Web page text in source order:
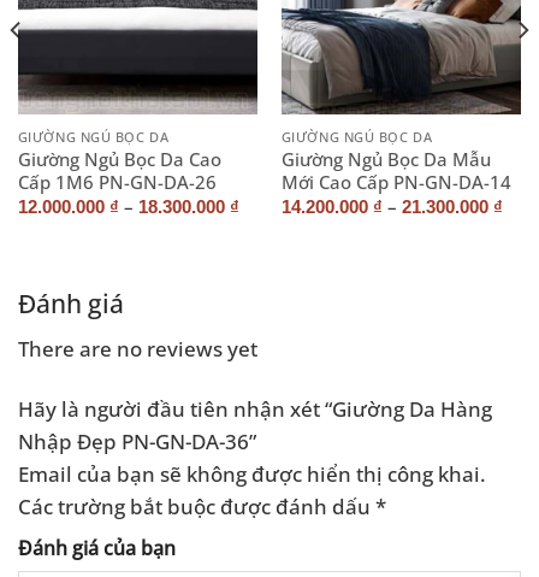
GIƯỜNG NGỦ BỌC DA
Giường Ngủ Bọc Da Cao
Cấp 1M6 PN-GN-DA-26
12.000.000 ₫ – 18.300.000 ₫
GIƯỜNG NGỦ BỌC DA
Giường Ngủ Bọc Da Mẫu
Mới Cao Cấp PN-GN-DA-14
14.200.000 ₫ – 21.300.000 ₫
Đánh giá
There are no reviews yet
Hãy là người đầu tiên nhận xét “Giường Da Hàng
Nhập Đẹp PN-GN-DA-36”
Email của bạn sẽ không được hiển thị công khai.
Các trường bắt buộc được đánh dấu *
Đánh giá của bạn